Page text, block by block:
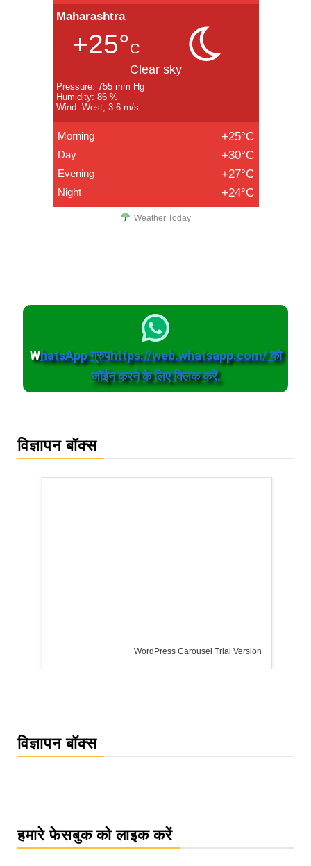
Maharashtra
+25°C
Clear sky
Pressure: 755 mm Hg
Humidity: 86 %
Wind: West, 3.6 m/s
Morning +25°C
Day +30°C
Evening +27°C
Night +24°C
Weather Today
WhatsApp ग्रुपhttps://web.whatsapp.com/ को
जॉईन करने के लिए क्लिक करें.
विज्ञापन बॉक्स
WordPress Carousel Trial Version
विज्ञापन बॉक्स
हमारे फेसबुक को लाइक करें